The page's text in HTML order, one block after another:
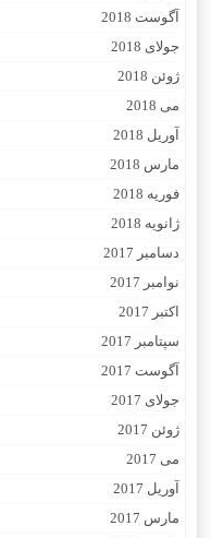
آگوست 2018
جولای 2018
ژوئن 2018
می 2018
آوریل 2018
مارس 2018
فوریه 2018
ژانویه 2018
دسامبر 2017
نوامبر 2017
اکتبر 2017
سپتامبر 2017
آگوست 2017
جولای 2017
ژوئن 2017
می 2017
آوریل 2017
مارس 2017